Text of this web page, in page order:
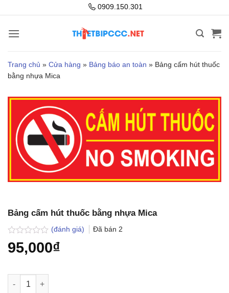
nội
0909.150.301
Trang chủ » Cửa hàng » Bảng báo an toàn » Bảng cấm hút thuốc
bằng nhựa Mica
Bảng cấm hút thuốc bằng nhựa Mica
Được
xếp
5
sao
(đánh giá) Đã bán 2
95,000₫
Bảng cấm hút thuốc bằng nhựa Mica số lượng